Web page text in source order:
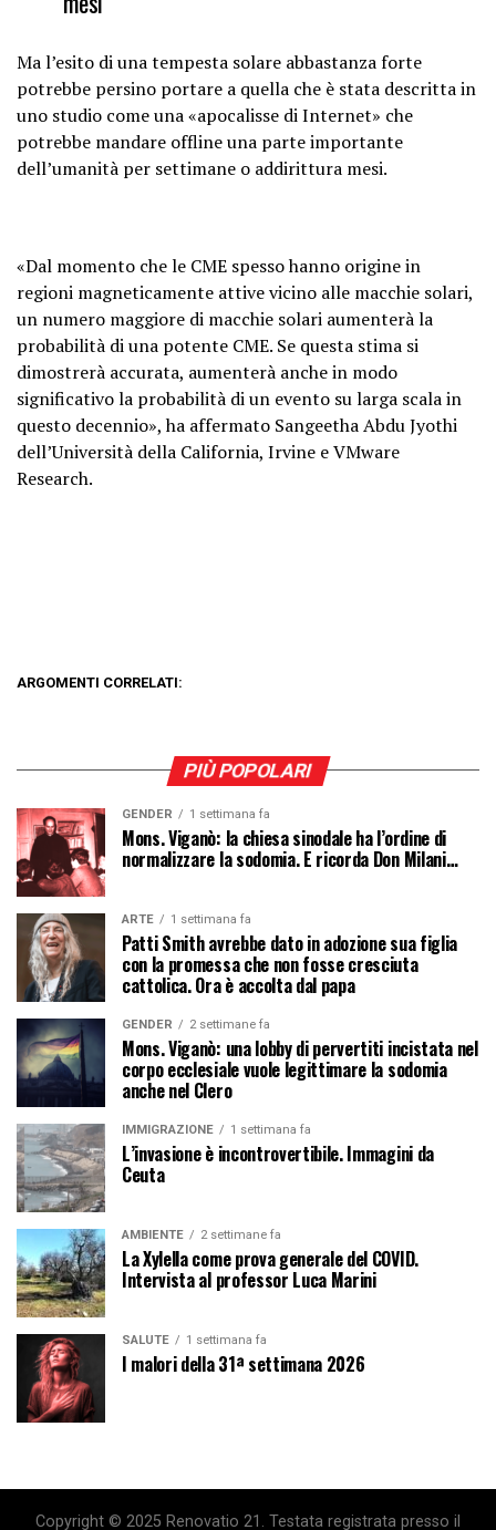
Ma l’esito di una tempesta solare abbastanza forte
potrebbe persino portare a quella che è stata descritta in
uno studio come una «apocalisse di Internet» che
potrebbe mandare offline una parte importante
dell’umanità per settimane o addirittura mesi.
«Dal momento che le CME spesso hanno origine in
regioni magneticamente attive vicino alle macchie solari,
un numero maggiore di macchie solari aumenterà la
probabilità di una potente CME. Se questa stima si
dimostrerà accurata, aumenterà anche in modo
significativo la probabilità di un evento su larga scala in
questo decennio», ha affermato Sangeetha Abdu Jyothi
dell’Università della California, Irvine e VMware
Research.
ARGOMENTI CORRELATI:
PIÙ POPOLARI
GENDER 1 settimana fa
Mons. Viganò: la chiesa sinodale ha l’ordine di
normalizzare la sodomia. E ricorda Don Milani…
ARTE 1 settimana fa
Patti Smith avrebbe dato in adozione sua figlia
con la promessa che non fosse cresciuta
cattolica. Ora è accolta dal papa
GENDER 2 settimane fa
Mons. Viganò: una lobby di pervertiti incistata nel
corpo ecclesiale vuole legittimare la sodomia
anche nel Clero
IMMIGRAZIONE 1 settimana fa
L’invasione è incontrovertibile. Immagini da
Ceuta
AMBIENTE 2 settimane fa
La Xylella come prova generale del COVID.
Intervista al professor Luca Marini
SALUTE 1 settimana fa
I malori della 31ª settimana 2026
Copyright © 2025 Renovatio 21. Testata registrata presso il